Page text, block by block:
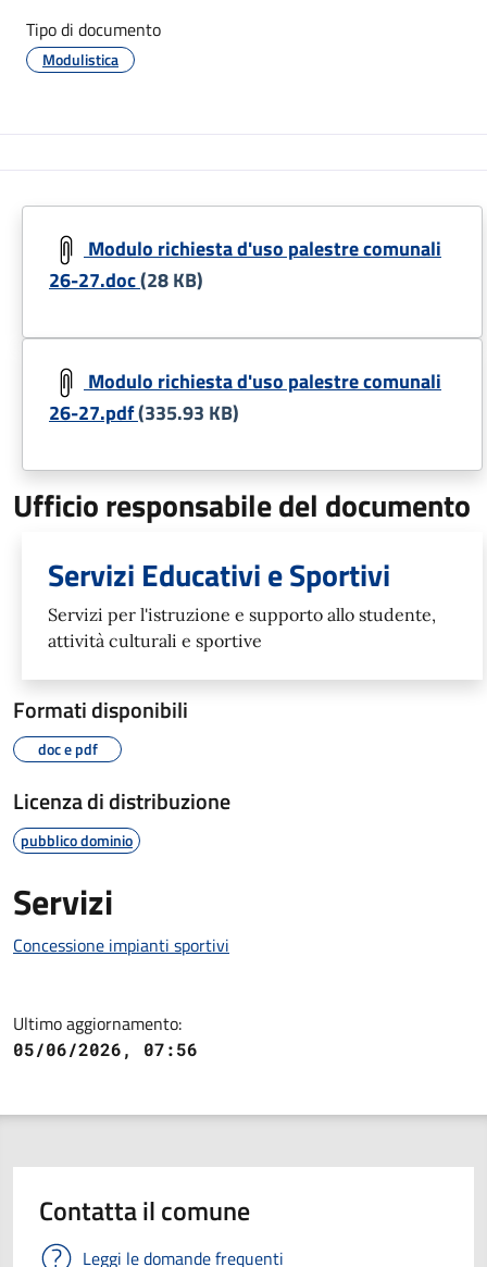
Tipo di documento
Modulistica
Modulo richiesta d'uso palestre comunali
26-27.doc(28 KB)
Modulo richiesta d'uso palestre comunali
26-27.pdf(335.93 KB)
Ufficio responsabile del documento
Servizi Educativi e Sportivi
Servizi per l'istruzione e supporto allo studente,
attività culturali e sportive
Formati disponibili
doc e pdf
Licenza di distribuzione
pubblico dominio
Servizi
Concessione impianti sportivi
Ultimo aggiornamento:
05/06/2026, 07:56
Contatta il comune
Leggi le domande frequenti